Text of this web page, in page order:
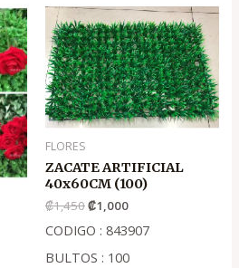
FLORES
ZACATE ARTIFICIAL
40x60CM (100)
₡1,450
El
precio
original
era:
.
₡1,450
₡1,000
El
precio
actual
es:
.
₡1,000
CODIGO : 843907
BULTOS : 100